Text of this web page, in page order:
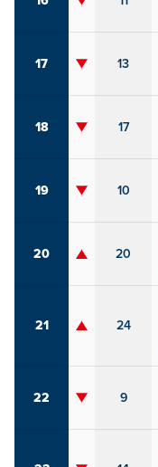
17 13
18 17
19 10
20 20
21 24
22 9